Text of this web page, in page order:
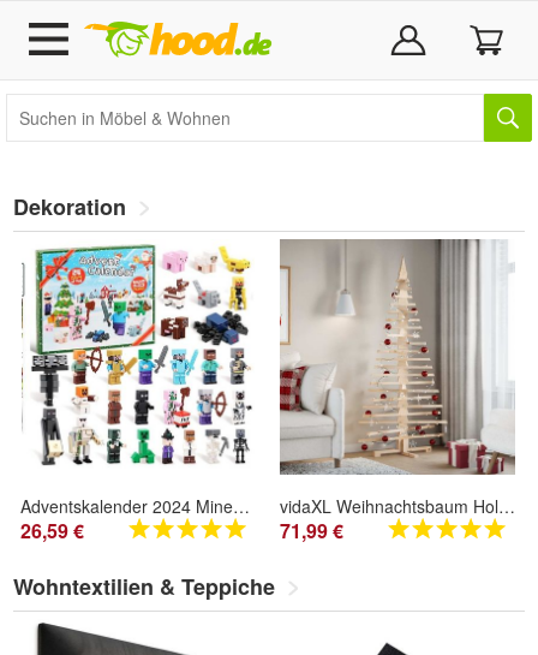
Dekoration
Adventskalender 2024 Minecraft, 24 Tage Spielzeugfigur Bausteine ??Countdown-Kalender
26,59 €
vidaXL Weihnachtsbaum Holz zum Schmücken 180 cm Massivholz Kiefer
71,99 €
Wohntextilien & Teppiche